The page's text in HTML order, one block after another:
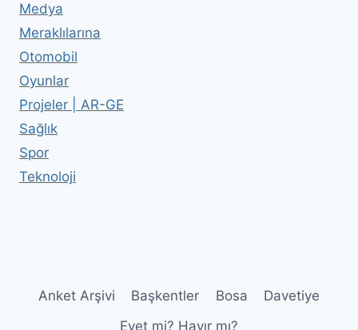
Medya
Meraklılarına
Otomobil
Oyunlar
Projeler | AR-GE
Sağlık
Spor
Teknoloji
Anket Arşivi Başkentler Bosa
Davetiye
Evet mi? Hayır mı?